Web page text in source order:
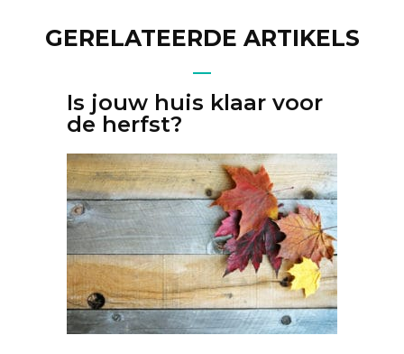
GERELATEERDE ARTIKELS
Is jouw huis klaar voor
de herfst?